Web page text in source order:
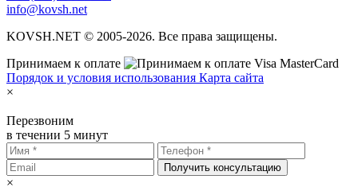
info@kovsh.net
KOVSH.NET © 2005-2026. Все права защищены.
Принимаем к оплате
Порядок и условия использования Карта сайта
×
Перезвоним
в течении 5 минут
Получить консультацию
×